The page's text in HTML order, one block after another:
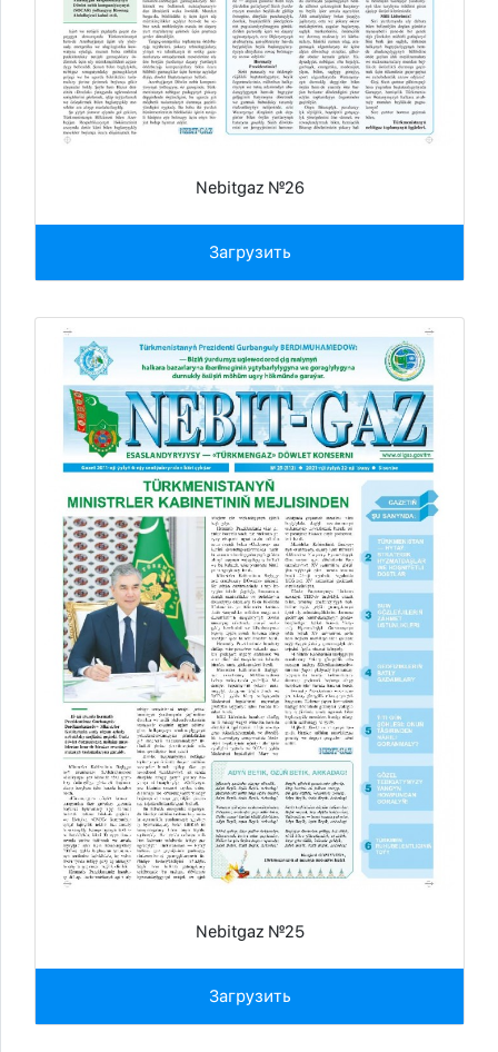
Nebitgaz №26
Загрузить
Nebitgaz №25
Загрузить